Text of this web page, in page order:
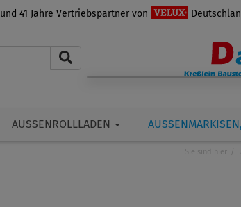
und 41 Jahre Vertriebspartner von
AUSSENROLLLADEN
Sie sind hier